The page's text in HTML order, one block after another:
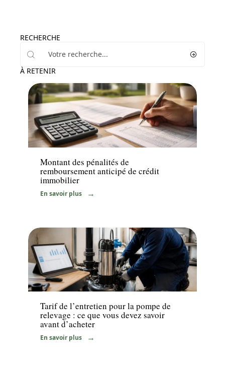
RECHERCHE
À RETENIR
News
Montant des pénalités de
remboursement anticipé de crédit
immobilier
En savoir plus
Travaux
Tarif de l’entretien pour la pompe de
relevage : ce que vous devez savoir
avant d’acheter
En savoir plus